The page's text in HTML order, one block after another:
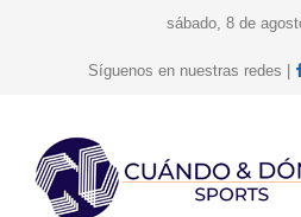
sábado, 8 de
Síguenos en nuestras redes |